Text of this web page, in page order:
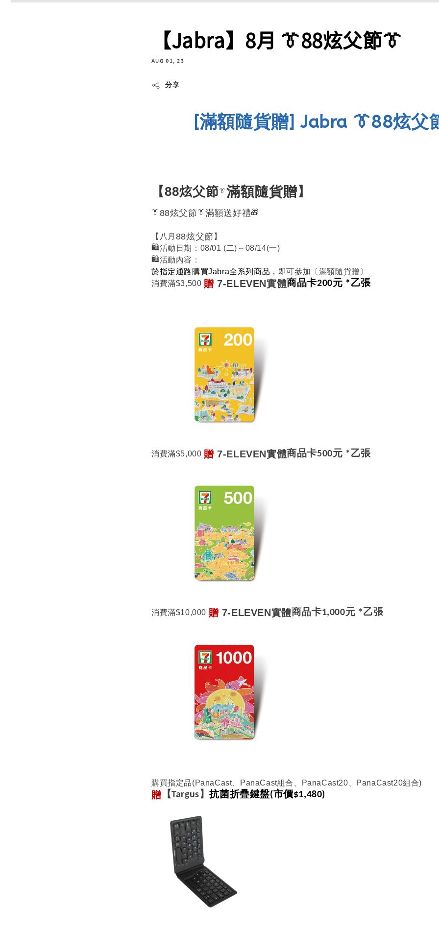
【Jabra】8月 👔88炫父節👔
AUG 01, 23
分享
[滿額隨貨贈] Jabra 👔88炫父
【88炫父節👔滿額隨貨贈】
👔88炫父節👔滿額送好禮🎁
【八月 88炫父節 】
🛍️活動日期： 08/01 (二) ～ 08/14(一)
🛍️活動內容：
於指定通路購買Jabra全系列商品， 即可參加〔滿額隨貨贈〕
消費滿$3,500 贈7-ELEVEN實體商品卡200元 *乙張
消費滿$5,000 贈7-ELEVEN實體商品卡500元 *乙張
消費滿$10,000 贈 7-ELEVEN實體商品卡1,000元 *乙張
購買指定品(PanaCast、 PanaCast組合、PanaCast20、PanaCast20組合)
贈 【Targus】抗菌折疊鍵盤(市價$1,480)